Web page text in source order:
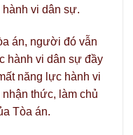
vi dân sự.
án, người đó vẫn
hành vi dân sự đầy
năng lực hành vi
thức, làm chủ
Tòa án.